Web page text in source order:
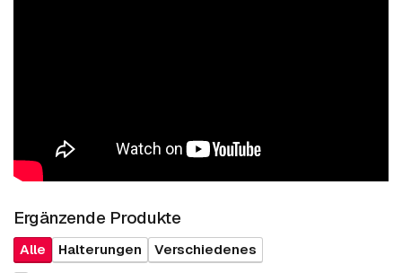
Ergänzende Produkte
Alle Halterungen
Verschiedenes